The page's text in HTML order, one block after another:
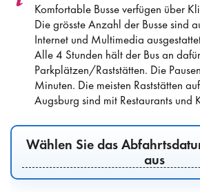
Komfortable Busse verfügen über
Die grösste Anzahl der Busse sind
Internet und Multimedia
Alle 4 Stunden hält der Bus an
Parkplätzen/Raststätten. Die
Minuten. Die meisten Raststätten
Augsburg sind mit Restaurants und
Wählen Sie das
aus